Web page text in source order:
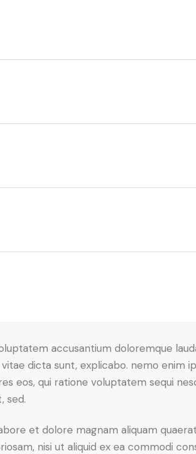
accusantium doloremque
dicta sunt, explicabo. nemo enim
eos, qui ratione voluptatem sequi
sed.
et dolore magnam aliquam
nisi ut aliquid ex ea commodi